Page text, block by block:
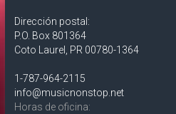
Dirección postal:
P.O. Box 801364
Coto Laurel, PR 00780-1364
1-787-964-2115
info@musicnonstop.net
Horas de oficina: